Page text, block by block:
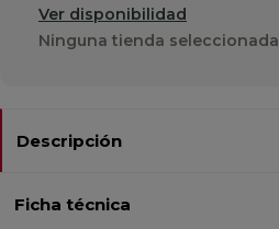
Ver disponibilidad
Ninguna tienda seleccionada
Descripción
Ficha técnica